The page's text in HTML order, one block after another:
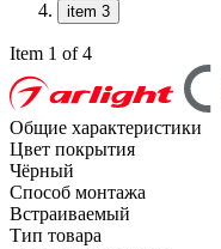
item 3
Item 1 of 4
Общие характеристики
Цвет покрытия
Чёрный
Способ монтажа
Встраиваемый
Тип товара